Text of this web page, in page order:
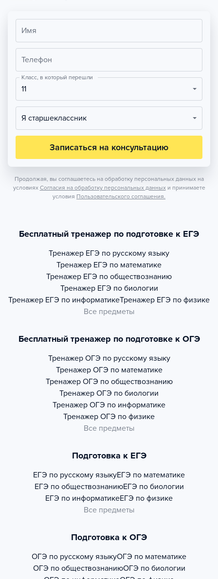
Имя
Телефон
Класс, в который перешли
11
Я старшеклассник
Записаться на консультацию
Продолжая, вы соглашаетесь на обработку персональных данных на
условиях Согласия на обработку персональных данных и принимаете
условия Пользовательского соглашения.
Бесплатный тренажер по подготовке к ЕГЭ
Тренажер ЕГЭ по русскому языку
Тренажер ЕГЭ по математике
Тренажер ЕГЭ по обществознанию
Тренажер ЕГЭ по биологии
Тренажер ЕГЭ по информатикеТренажер ЕГЭ по физике
Все предметы
Бесплатный тренажер по подготовке к ОГЭ
Тренажер ОГЭ по русскому языку
Тренажер ОГЭ по математике
Тренажер ОГЭ по обществознанию
Тренажер ОГЭ по биологии
Тренажер ОГЭ по информатике
Тренажер ОГЭ по физике
Все предметы
Подготовка к ЕГЭ
ЕГЭ по русскому языкуЕГЭ по математике
ЕГЭ по обществознаниюЕГЭ по биологии
ЕГЭ по информатикеЕГЭ по физике
Все предметы
Подготовка к ОГЭ
ОГЭ по русскому языкуОГЭ по математике
ОГЭ по обществознаниюОГЭ по биологии